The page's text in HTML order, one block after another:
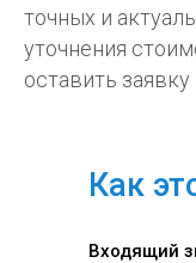
точных и
уточнения
оставить
Как
Входящий